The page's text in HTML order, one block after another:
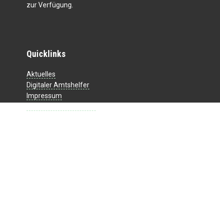
zur Verfügung.
Quicklinks
Aktuelles
Digitaler Amtshelfer
Impressum